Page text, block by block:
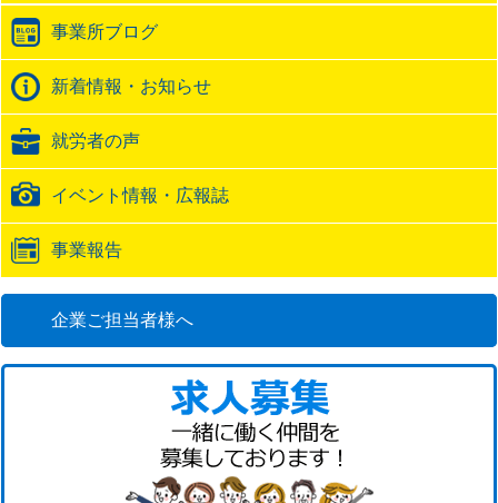
ッ
ク
バ
ッ
URL
事業所ブログ
新着情報・お知らせ
就労者の声
イベント情報・広報誌
事業報告
企業ご担当者様へ